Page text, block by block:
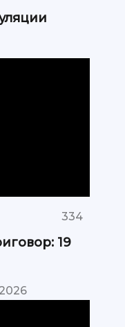
334
19